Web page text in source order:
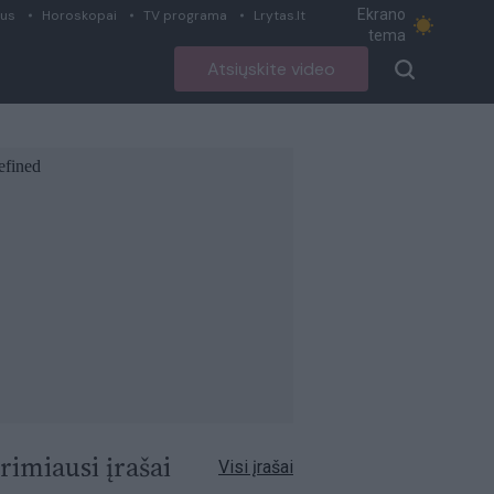
Horoskopai TV programa Lrytas.lt
Ekrano
tema
Atsiųskite video
įrašai Visi įrašai